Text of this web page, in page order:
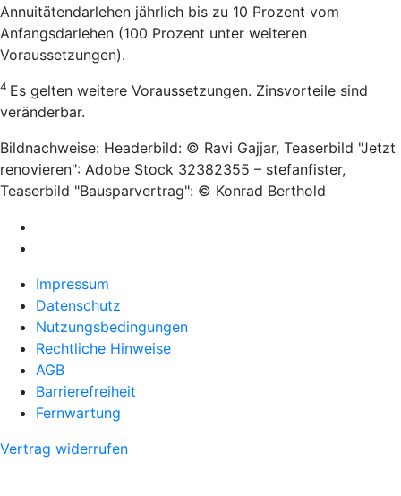
Annuitätendarlehen jährlich bis zu 10 Prozent vom
Anfangsdarlehen (100 Prozent unter weiteren
Voraussetzungen).
4 Es gelten weitere Voraussetzungen. Zinsvorteile sind
veränderbar.
Bildnachweise: Headerbild: © Ravi Gajjar, Teaserbild "Jetzt
renovieren": Adobe Stock 32382355 – stefanfister,
Teaserbild "Bausparvertrag": © Konrad Berthold
Impressum
Datenschutz
Nutzungsbedingungen
Rechtliche Hinweise
AGB
Barrierefreiheit
Fernwartung
Vertrag widerrufen